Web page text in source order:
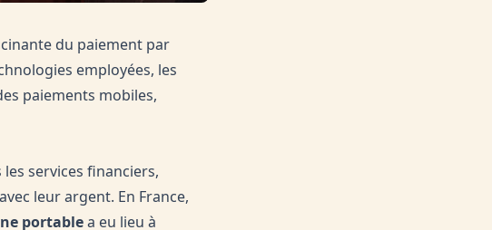
du paiement par
employées, les
paiements mobiles,
services financiers,
leur argent. En France,
portablea eu lieu à